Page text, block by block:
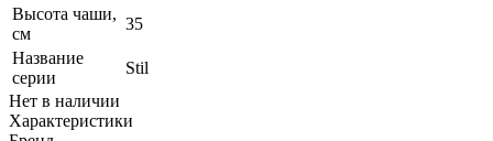
Высота чаши,
см
35
Название
серии
Stil
Нет в наличии
Характеристики